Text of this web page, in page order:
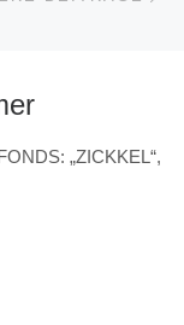
„ZICKKEL“,